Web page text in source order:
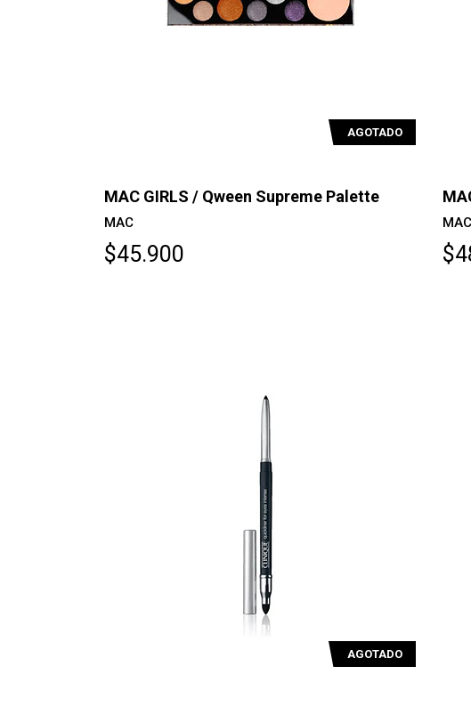
AGOTADO
MAC GIRLS / Qween Supreme Palette
MAC
$45.900
MAC
AGOTADO